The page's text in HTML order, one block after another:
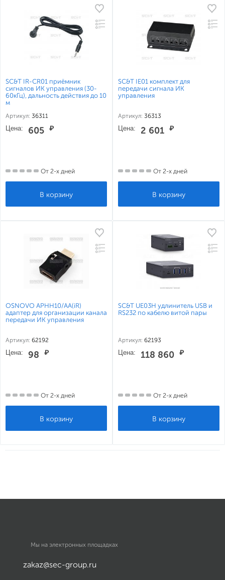
SC&T IR-CR01 приёмник
сигналов ИК управления (30-
60кГц), дальность действия до 10
м
Артикул: 36311
Цена: 605 ₽
От 2-х дней
SC&T IE01 комплект для
передачи сигнала ИК
управления
Артикул: 36313
Цена: 2 601 ₽
От 2-х дней
OSNOVO APHH10/AA(iR)
адаптер для организации канала
передачи ИК управления
Артикул: 62192
Цена: 98 ₽
От 2-х дней
SC&T UE03H удлинитель USB и
RS232 по кабелю витой пары
Артикул: 62193
Цена: 118 860 ₽
От 2-х дней
Мы на электронных площадках
zakaz@sec-group.ru